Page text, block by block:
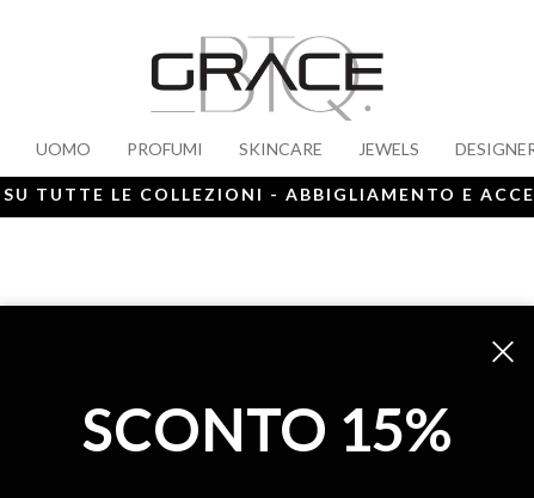
UOMO PROFUMI SKINCARE JEWELS
TUTTE LE COLLEZIONI - ABBIGLIAMENTO E
ISCRIVITI ALLA
SCONTO 15%